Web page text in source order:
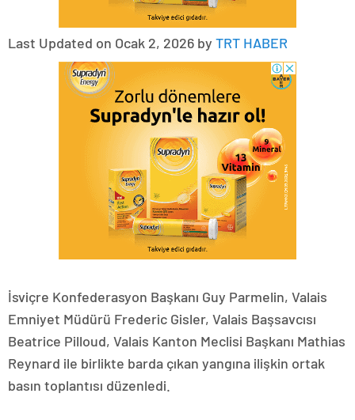
Last Updated on Ocak 2, 2026 by TRT HABER
İsviçre Konfederasyon Başkanı Guy Parmelin, Valais
Emniyet Müdürü Frederic Gisler, Valais Başsavcısı
Beatrice Pilloud, Valais Kanton Meclisi Başkanı Mathias
Reynard ile birlikte barda çıkan yangına ilişkin ortak
basın toplantısı düzenledi.